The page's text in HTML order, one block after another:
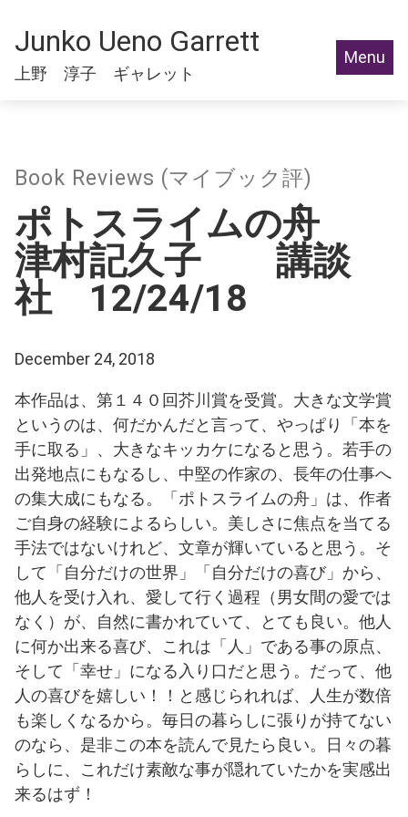
Junko Ueno Garrett
上野 淳子 ギャレット
Menu
Book Reviews (マイブック評)
ポトスライムの舟
津村記久子 講談
社 12/24/18
December 24, 2018
本作品は、第１４０回芥川賞を受賞。大きな文学賞
というのは、何だかんだと言って、やっぱり「本を
手に取る」、大きなキッカケになると思う。若手の
出発地点にもなるし、中堅の作家の、長年の仕事へ
の集大成にもなる。「ポトスライムの舟」は、作者
ご自身の経験によるらしい。美しさに焦点を当てる
手法ではないけれど、文章が輝いていると思う。そ
して「自分だけの世界」「自分だけの喜び」から、
他人を受け入れ、愛して行く過程（男女間の愛では
なく）が、自然に書かれていて、とても良い。他人
に何か出来る喜び、これは「人」である事の原点、
そして「幸せ」になる入り口だと思う。だって、他
人の喜びを嬉しい！！と感じられれば、人生が数倍
も楽しくなるから。毎日の暮らしに張りが持てない
のなら、是非この本を読んで見たら良い。日々の暮
らしに、これだけ素敵な事が隠れていたかを実感出
来るはず！